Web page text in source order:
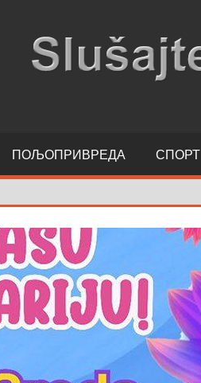
ПОЉОПРИВРЕДА СПОРТ